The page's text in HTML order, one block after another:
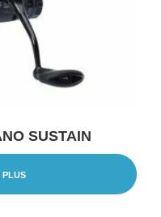
SUSTAIN
PLUS